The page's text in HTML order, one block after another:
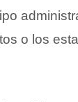
o los